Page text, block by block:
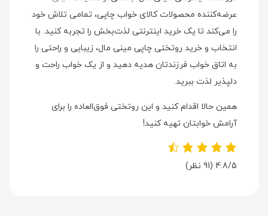
عرضه‌کننده محصولات کالای خواب چاپی، تمامی تلاش خود
را می‌کند تا یک خرید اینترنتی لذت‌بخش را تجربه کنید. با
انتخاب و خرید روتختی چاپی مینی مال، زیبایی و راحتی را
به اتاق خواب فرزندتان هدیه دهید و از یک خواب راحت و
دلپذیر لذت ببرید.
همین حالا اقدام کنید و این روتختی فوق‌العاده را برای
آرامش خوابتان تهیه کنید!
4.8/5 (91 نظر)